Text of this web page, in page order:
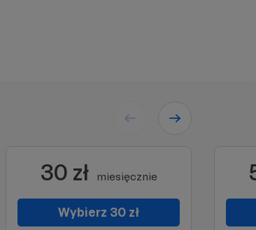
30 zł miesięcznie
Wybierz 30 zł